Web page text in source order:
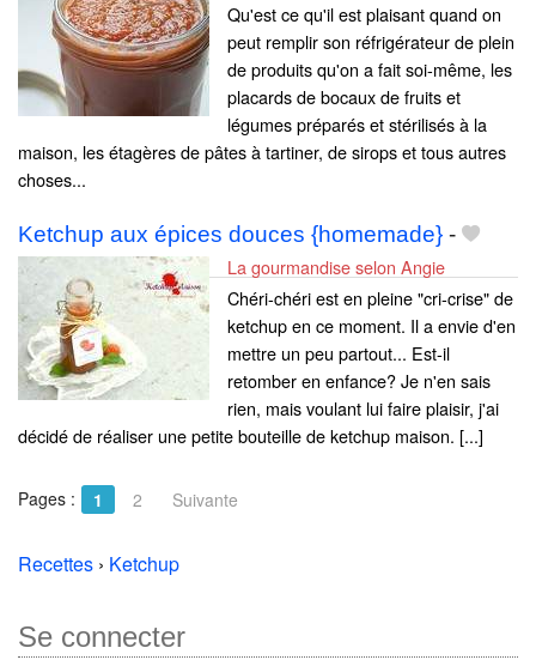
Qu'est ce qu'il est plaisant quand on
peut remplir son réfrigérateur de plein
de produits qu'on a fait soi-même, les
placards de bocaux de fruits et
légumes préparés et stérilisés à la
maison, les étagères de pâtes à tartiner, de sirops et tous autres
choses...
Ketchup aux épices douces {homemade} -
La gourmandise selon Angie
Chéri-chéri est en pleine "cri-crise" de
ketchup en ce moment. Il a envie d'en
mettre un peu partout... Est-il
retomber en enfance? Je n'en sais
rien, mais voulant lui faire plaisir, j'ai
décidé de réaliser une petite bouteille de ketchup maison. [...]
Pages : 1 2 Suivante
Recettes › Ketchup
Se connecter